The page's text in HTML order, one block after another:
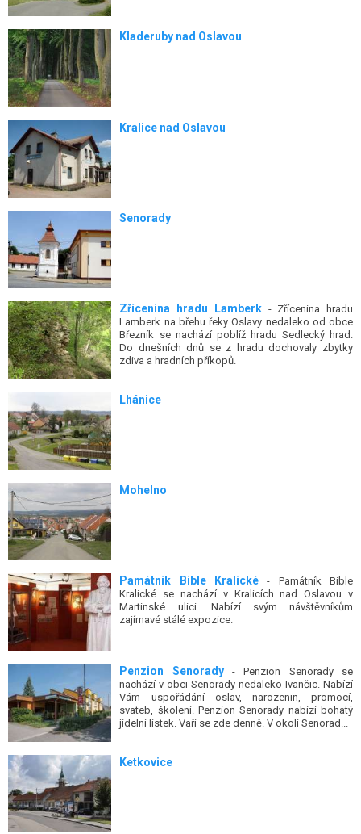
Kladeruby nad Oslavou
Kralice nad Oslavou
Senorady
Zřícenina hradu Lamberk- Zřícenina hradu
Lamberk na břehu řeky Oslavy nedaleko od obce
Březník se nachází poblíž hradu Sedlecký hrad.
Do dnešních dnů se z hradu dochovaly zbytky
zdiva a hradních příkopů.
Lhánice
Mohelno
Památník Bible Kralické - Památník Bible
Kralické se nachází v Kralicích nad Oslavou v
Martinské ulici. Nabízí svým návštěvníkům
zajímavé stálé expozice.
Penzion Senorady- Penzion Senorady se
nachází v obci Senorady nedaleko Ivančic. Nabízí
Vám uspořádání oslav, narozenin, promocí,
svateb, školení. Penzion Senorady nabízí bohatý
jídelní lístek. Vaří se zde denně. V okolí Senorad...
Ketkovice